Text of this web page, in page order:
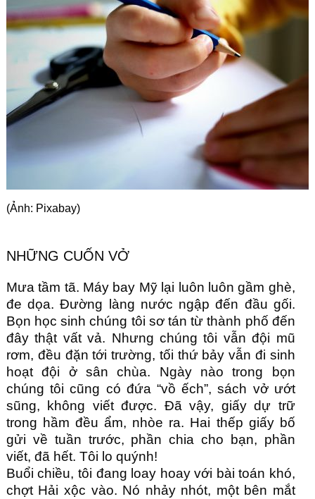
Góc chia sẻ
Tìm kiếm
(Ảnh: Pixabay)
NHỮNG CUỐN VỞ
Mưa tầm tã. Máy bay Mỹ lại luôn luôn gầm ghè,
đe dọa. Đường làng nước ngập đến đầu gối.
Bọn học sinh chúng tôi sơ tán từ thành phố đến
đây thật vất vả. Nhưng chúng tôi vẫn đội mũ
rơm, đều đặn tới trường, tối thứ bảy vẫn đi sinh
hoạt đội ở sân chùa. Ngày nào trong bọn
chúng tôi cũng có đứa “vồ ếch”, sách vở ướt
sũng, không viết được. Đã vậy, giấy dự trữ
trong hầm đều ẩm, nhòe ra. Hai thếp giấy bố
gửi về tuần trước, phần chia cho bạn, phần
viết, đã hết. Tôi lo quýnh!
Buổi chiều, tôi đang loay hoay với bài toán khó,
chợt Hải xộc vào. Nó nhảy nhót, một bên mắt